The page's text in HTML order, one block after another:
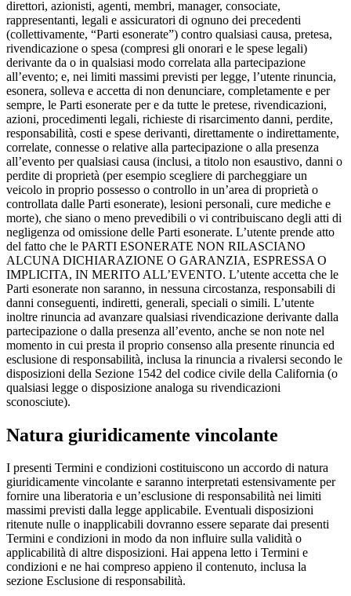
direttori, azionisti, agenti, membri, manager, consociate,
rappresentanti, legali e assicuratori di ognuno dei precedenti
(collettivamente, “Parti esonerate”) contro qualsiasi causa, pretesa,
rivendicazione o spesa (compresi gli onorari e le spese legali)
derivante da o in qualsiasi modo correlata alla partecipazione
all’evento; e, nei limiti massimi previsti per legge, l’utente rinuncia,
esonera, solleva e accetta di non denunciare, completamente e per
sempre, le Parti esonerate per e da tutte le pretese, rivendicazioni,
azioni, procedimenti legali, richieste di risarcimento danni, perdite,
responsabilità, costi e spese derivanti, direttamente o indirettamente,
correlate, connesse o relative alla partecipazione o alla presenza
all’evento per qualsiasi causa (inclusi, a titolo non esaustivo, danni o
perdite di proprietà (per esempio scegliere di parcheggiare un
veicolo in proprio possesso o controllo in un’area di proprietà o
controllata dalle Parti esonerate), lesioni personali, cure mediche e
morte), che siano o meno prevedibili o vi contribuiscano degli atti di
negligenza od omissione delle Parti esonerate. L’utente prende atto
del fatto che le PARTI ESONERATE NON RILASCIANO
ALCUNA DICHIARAZIONE O GARANZIA, ESPRESSA O
IMPLICITA, IN MERITO ALL’EVENTO. L’utente accetta che le
Parti esonerate non saranno, in nessuna circostanza, responsabili di
danni conseguenti, indiretti, generali, speciali o simili. L’utente
inoltre rinuncia ad avanzare qualsiasi rivendicazione derivante dalla
partecipazione o dalla presenza all’evento, anche se non note nel
momento in cui presta il proprio consenso alla presente rinuncia ed
esclusione di responsabilità, inclusa la rinuncia a rivalersi secondo le
disposizioni della Sezione 1542 del codice civile della California (o
qualsiasi legge o disposizione analoga su rivendicazioni
sconosciute).
Natura giuridicamente vincolante
I presenti Termini e condizioni costituiscono un accordo di natura
giuridicamente vincolante e saranno interpretati estensivamente per
fornire una liberatoria e un’esclusione di responsabilità nei limiti
massimi previsti dalla legge applicabile. Eventuali disposizioni
ritenute nulle o inapplicabili dovranno essere separate dai presenti
Termini e condizioni in modo da non influire sulla validità o
applicabilità di altre disposizioni. Hai appena letto i Termini e
condizioni e ne hai compreso appieno il contenuto, inclusa la
sezione Esclusione di responsabilità.